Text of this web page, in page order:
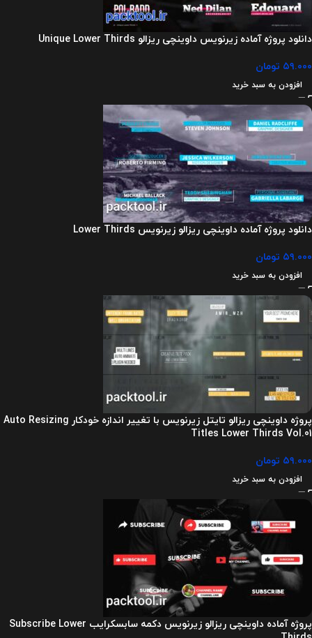
دانلود پروژه آماده زیرنویس داوینچی ریزالو Unique Lower Thirds
۵۹.۰۰۰ تومان
افزودن به سبد خرید
دانلود پروژه آماده داوینچی ریزالو زیرنویس Lower Thirds
۵۹.۰۰۰ تومان
افزودن به سبد خرید
پروژه داوینچی ریزالو تایتل زیرنویس با تغییر اندازه خودکار Auto Resizing
Titles Lower Thirds Vol.01
۵۹.۰۰۰ تومان
افزودن به سبد خرید
پروژه آماده داوینچی ریزالو زیرنویس دکمه سابسکرایب Subscribe Lower